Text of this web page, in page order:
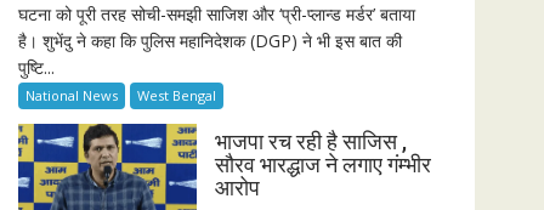
c
घटना को पूरी तरह सोची-समझी साजिश और ‘प्री-प्लान्ड मर्डर’ बताया
है। शुभेंदु ने कहा कि पुलिस महानिदेशक (DGP) ने भी इस बात की
पुष्टि...
National News West Bengal
भाजपा रच रही है साजिस ,
सौरव भारद्धाज ने लगाए गंम्भीर
आरोप